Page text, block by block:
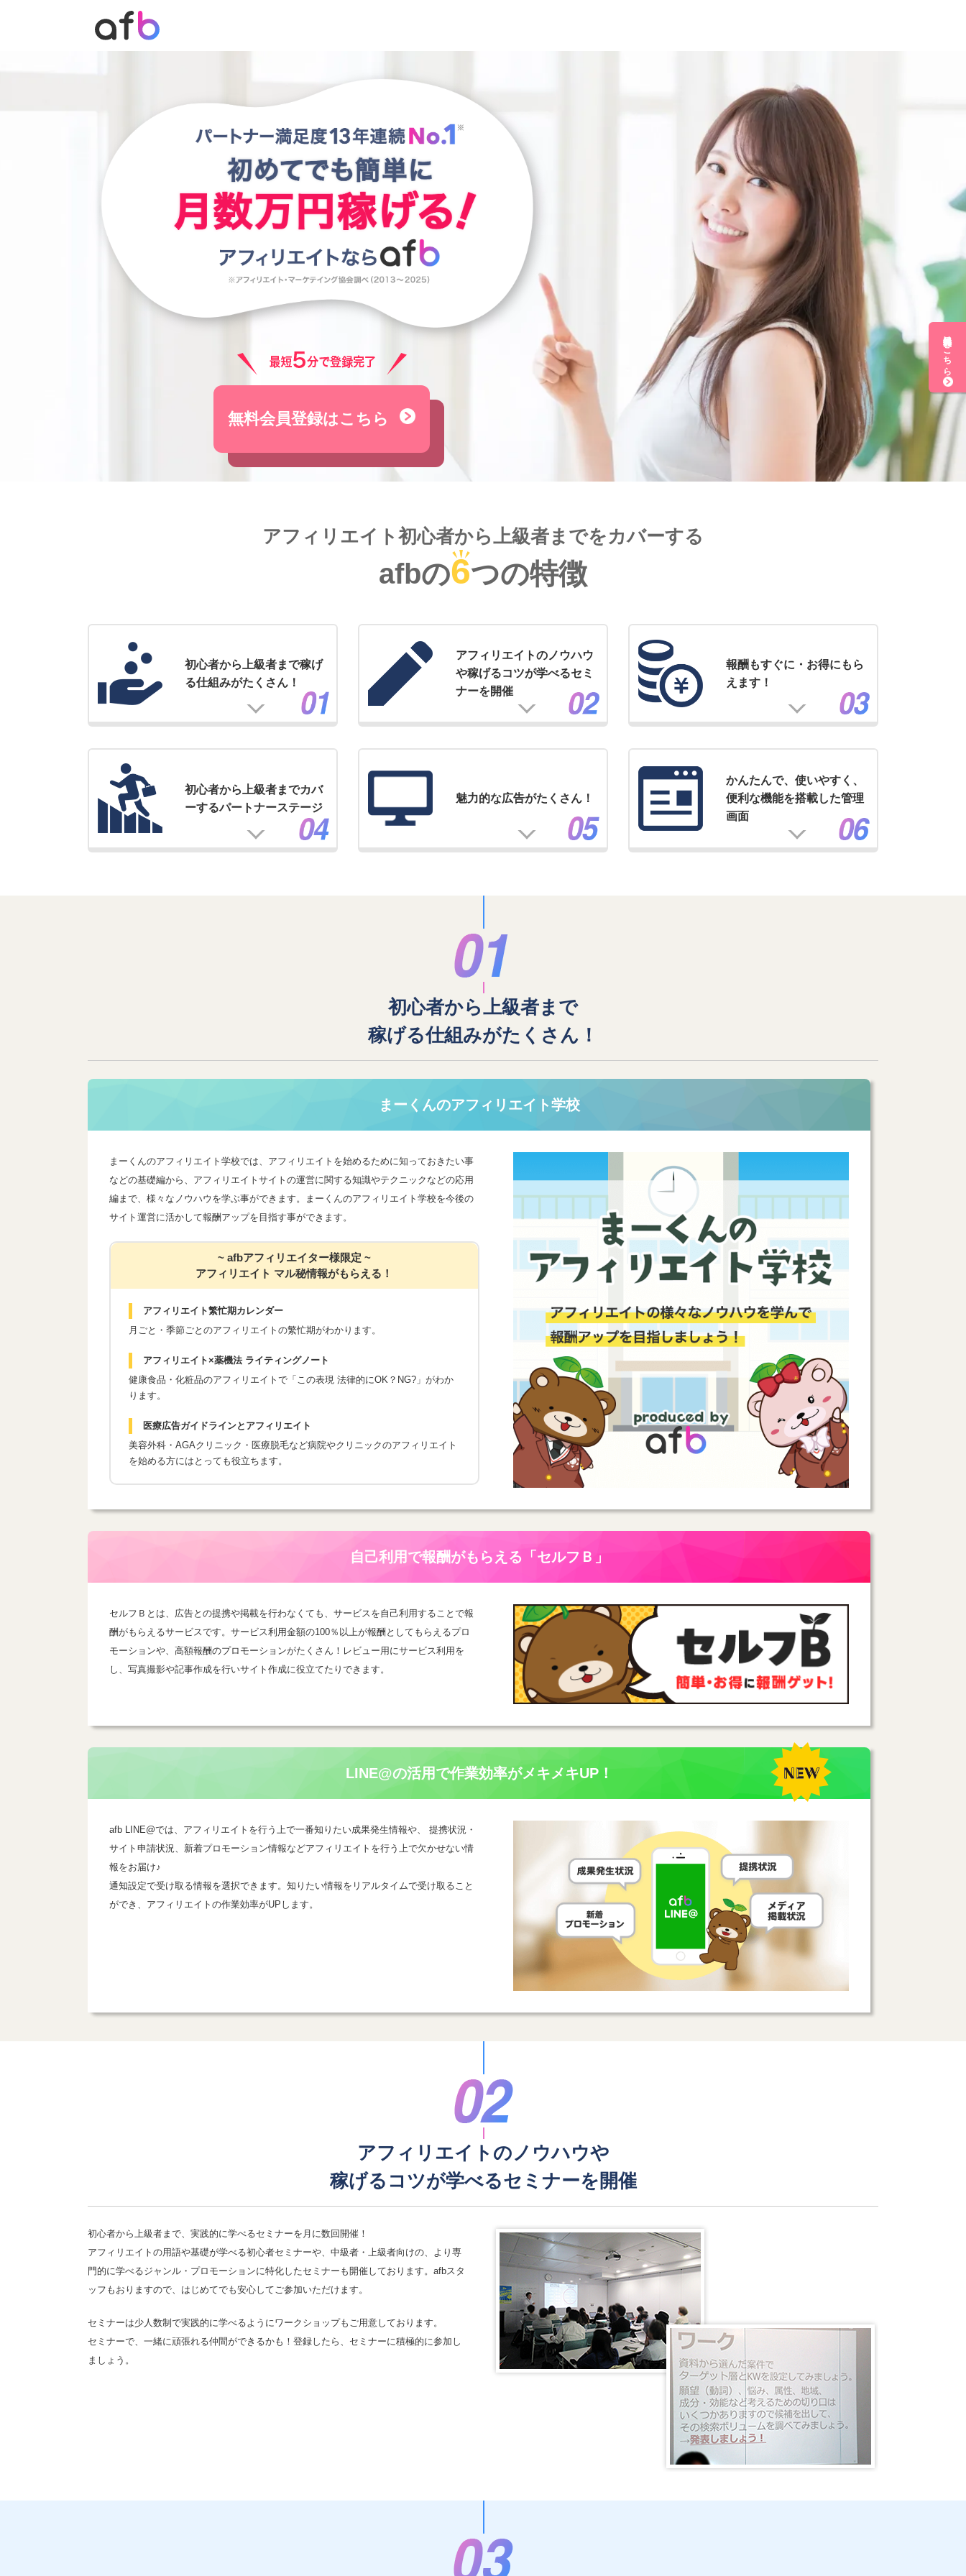
無料会員登録はこちら
無料会員登録はこちら
アフィリエイト初心者から上級者までをカバーする
afbの6つの特徴
初心者から上級者まで稼げ
る仕組みがたくさん！
アフィリエイトのノウハウ
や稼げるコツが学べるセミ
ナーを開催
報酬もすぐに・お得にもら
えます！
初心者から上級者までカバ
ーするパートナーステージ
魅力的な広告がたくさん！
かんたんで、使いやすく、
便利な機能を搭載した管理
画面
初心者から上級者まで
稼げる仕組みがたくさん！
まーくんのアフィリエイト学校
まーくんのアフィリエイト学校では、アフィリエイトを始めるために知っておきたい事
などの基礎編から、アフィリエイトサイトの運営に関する知識やテクニックなどの応用
編まで、様々なノウハウを学ぶ事ができます。まーくんのアフィリエイト学校を今後の
サイト運営に活かして報酬アップを目指す事ができます。
~ afbアフィリエイター様限定 ~
アフィリエイト マル秘情報がもらえる！
アフィリエイト繁忙期カレンダー
月ごと・季節ごとのアフィリエイトの繁忙期がわかります。
アフィリエイト×薬機法 ライティングノート
健康食品・化粧品のアフィリエイトで「この表現 法律的にOK？NG?」がわか
ります。
医療広告ガイドラインとアフィリエイト
美容外科・AGAクリニック・医療脱毛など病院やクリニックのアフィリエイト
を始める方にはとっても役立ちます。
自己利用で報酬がもらえる 「セルフＢ」
セルフＢとは、広告との提携や掲載を行わなくても、サービスを自己利用することで報
酬がもらえるサービスです。サービス利用金額の100％以上が報酬としてもらえるプロ
モーションや、高額報酬のプロモーションがたくさん！レビュー用にサービス利用を
し、写真撮影や記事作成を行いサイト作成に役立てたりできます。
LINE@の活用で作業効率がメキメキUP！
afb LINE@では、アフィリエイトを行う上で一番知りたい成果発生情報や、 提携状況・
サイト申請状況、新着プロモーション情報などアフィリエイトを行う上で欠かせない情
報をお届け♪
通知設定で受け取る情報を選択できます。知りたい情報をリアルタイムで受け取ること
ができ、アフィリエイトの作業効率がUPします。
アフィリエイトのノウハウや
稼げるコツが学べるセミナーを開催
初心者から上級者まで、実践的に学べるセミナーを月に数回開催！
アフィリエイトの用語や基礎が学べる初心者セミナーや、中級者・上級者向けの、より専
門的に学べるジャンル・プロモーションに特化したセミナーも開催しております。afbスタ
ッフもおりますので、はじめてでも安心してご参加いただけます。
セミナーは少人数制で実践的に学べるようにワークショップもご用意しております。
セミナーで、一緒に頑張れる仲間ができるかも！登録したら、セミナーに積極的に参加し
ましょう。